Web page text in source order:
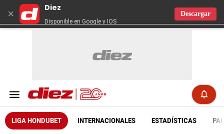
×
Diez
Disponible en Google y IOS
Descargar
LIGA HONDUBET INTERNACIONALES ESTADÍSTICAS